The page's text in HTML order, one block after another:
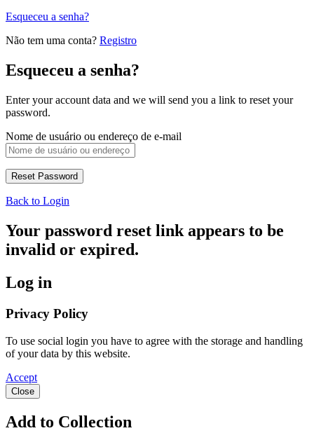
Esqueceu a senha?
Não tem uma conta? Registro
Esqueceu a senha?
Enter your account data and we will send you a link to reset your
password.
Nome de usuário ou endereço de e-mail
Back to Login
Your password reset link appears to be
invalid or expired.
Log in
Privacy Policy
To use social login you have to agree with the storage and handling
of your data by this website.
Accept
Close
Add to Collection